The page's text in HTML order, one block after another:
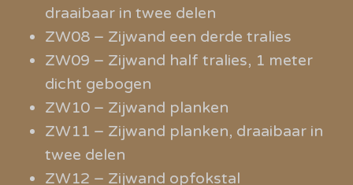
draaibaar in twee delen
ZW08 – Zijwand een derde tralies
ZW09 – Zijwand half tralies, 1 meter
dicht gebogen
ZW10 – Zijwand planken
ZW11 – Zijwand planken, draaibaar in
twee delen
ZW12 – Zijwand opfokstal